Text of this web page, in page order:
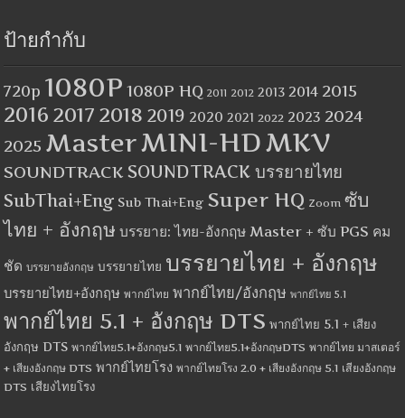
ป้ายกำกับ
720p 1080P 1080P HQ 2011 2012 2013 2014 2015
2016 2017 2018 2019 2020 2021 2022 2023 2024
2025 MasterMINI-HDMKV
SOUNDTRACK SOUNDTRACK บรรยายไทย
SubThai+Eng Sub Thai+Eng Super HQ Zoom ซับ
ไทย + อังกฤษ บรรยาย: ไทย-อังกฤษ Master + ซับ PGS คม
ชัด บรรยายอังกฤษ บรรยายไทย บรรยายไทย + อังกฤษ
บรรยายไทย+อังกฤษ พากย์ไทย พากย์ไทย/อังกฤษ พากย์ไทย 5.1
พากย์ไทย 5.1 + อังกฤษ DTS พากย์ไทย 5.1 + เสียง
อังกฤษ DTS พากย์ไทย5.1+อังกฤษ5.1 พากย์ไทย5.1+อังกฤษDTS พากย์ไทย มาสเตอร์
+ เสียงอังกฤษ DTS พากย์ไทยโรง พากย์ไทยโรง 2.0 + เสียงอังกฤษ 5.1 เสียงอังกฤษ
DTS เสียงไทยโรง